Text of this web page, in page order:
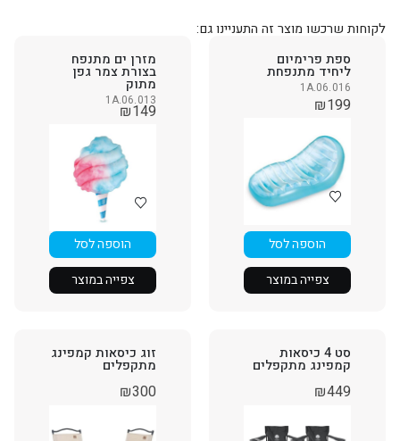
לקוחות שרכשו מוצר זה התעניינו גם:
ספת פרימיום
ליחיד מתנפחת
1A.06.016
₪199
הוספה לסל
צפייה במוצר
מזרן ים מתנפח
בצורת צמר גפן
מתוק
1A.06.013
₪149
הוספה לסל
צפייה במוצר
סט 4 כיסאות
קמפינג מתקפלים
₪449
זוג כיסאות קמפינג
מתקפלים
₪300